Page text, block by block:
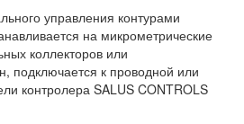
управления контурами
на микрометрические
коллекторов или
подключается к проводной или
контролера SALUS CONTROLS